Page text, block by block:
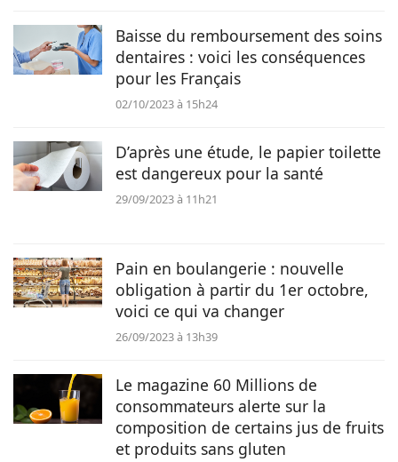
Baisse du remboursement des soins
dentaires : voici les conséquences
pour les Français
02/10/2023 à 15h24
D’après une étude, le papier toilette
est dangereux pour la santé
29/09/2023 à 11h21
Pain en boulangerie : nouvelle
obligation à partir du 1er octobre,
voici ce qui va changer
26/09/2023 à 13h39
Le magazine 60 Millions de
consommateurs alerte sur la
composition de certains jus de fruits
et produits sans gluten